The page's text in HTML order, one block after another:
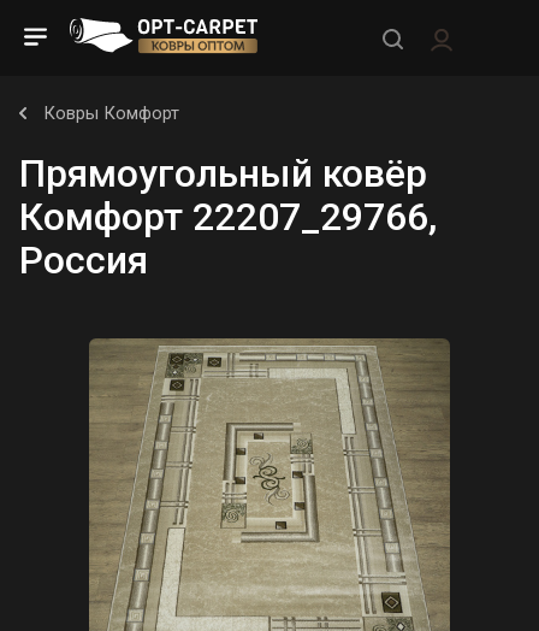
Ковры Комфорт
Прямоугольный ковёр
Комфорт 22207_29766,
Россия